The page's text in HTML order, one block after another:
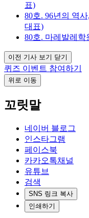
표)
80호. 96년의 역
대표)
80호. 마레발레
이전 기사 보기 닫기
퀴즈 이벤트 참여하기
위로 이동
꼬릿말
네이버 블로그
인스타그램
페이스북
카카오톡채널
유튜브
검색
SNS 링크 복사
인쇄하기